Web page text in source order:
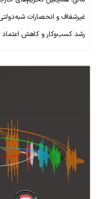
غیرشفاف و انحصارات
رشد کسب‌وکار و کاهش اعتماد